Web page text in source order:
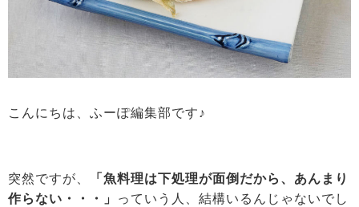
こんにちは、ふーぽ編集部です♪
突然ですが、
「魚料理は下処理が面倒だから、あんまり
作らない・・・」
っていう人、結構いるんじゃないでし